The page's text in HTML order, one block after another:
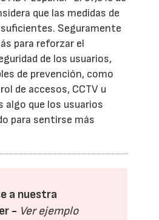
que las medidas de
Seguramente
para reforzar el
de los usuarios,
de prevención, como
de accesos, CCTV u
algo que los usuarios
para sentirse más
a nuestra
- Ver ejemplo